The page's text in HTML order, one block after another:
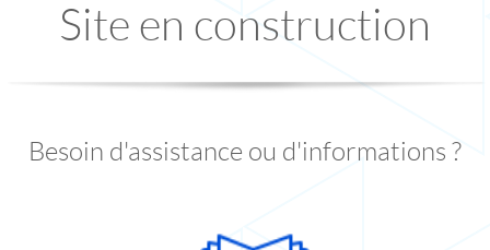
Site en construction
Besoin d'assistance ou d'informations ?